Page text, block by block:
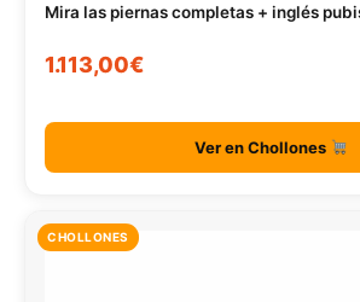
Mira las piernas completas + inglés
1.113,00€
Ver en Chollones
CHOLLONES